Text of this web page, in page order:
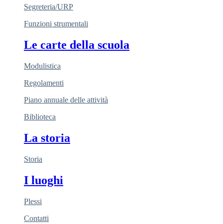
Segreteria/URP
Funzioni strumentali
Le carte della scuola
Modulistica
Regolamenti
Piano annuale delle attività
Biblioteca
La storia
Storia
I luoghi
Plessi
Contatti